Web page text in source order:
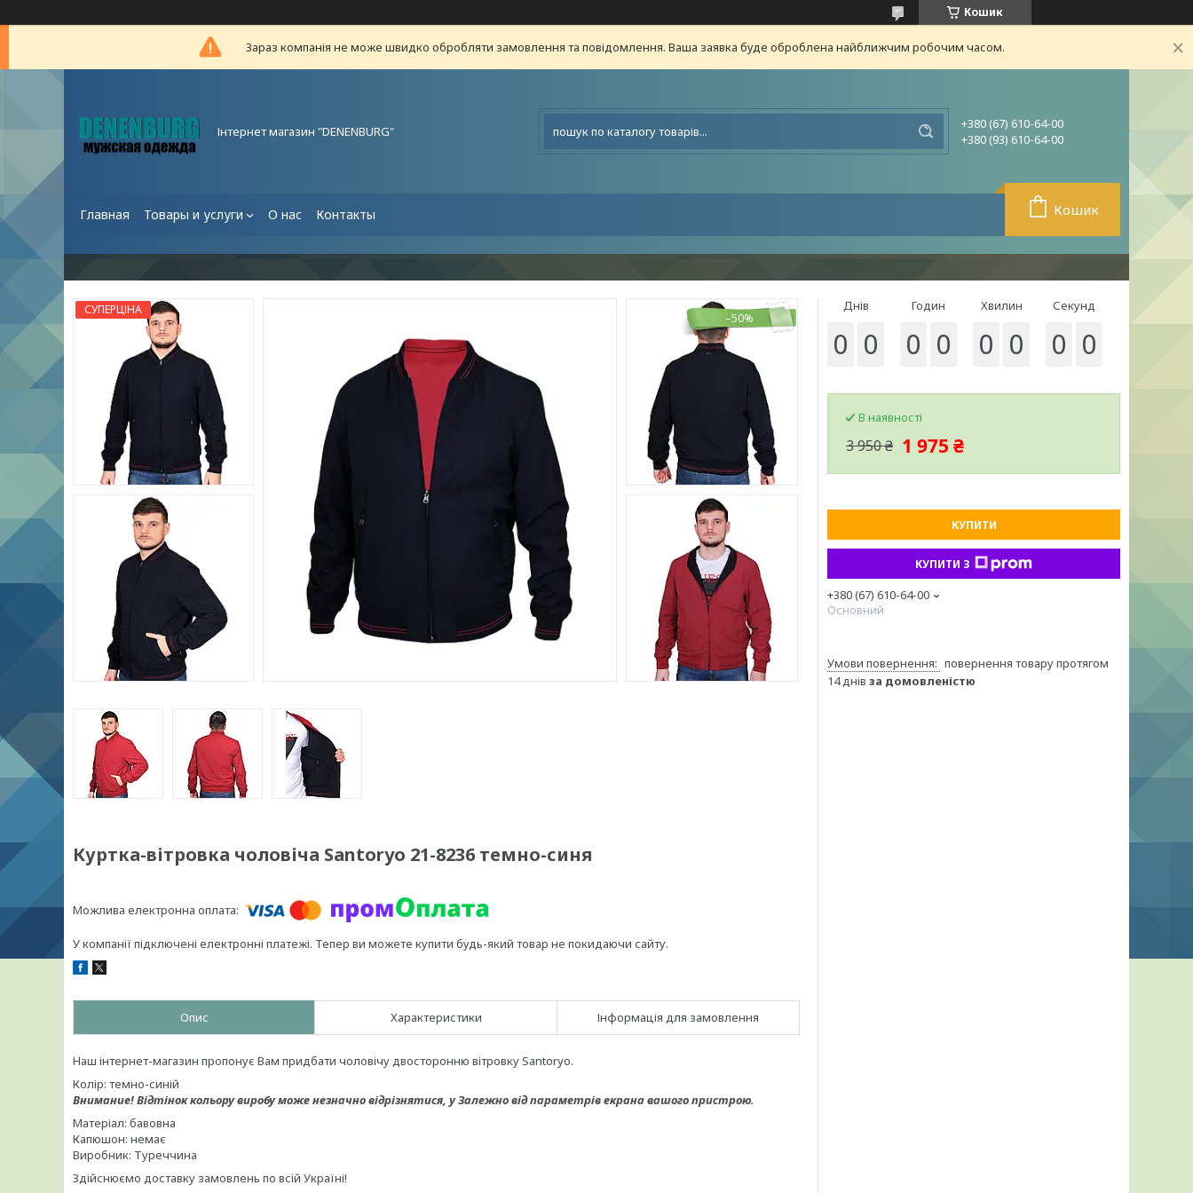
Кошик
Зараз компанія не може швидко обробляти замовлення та повідомлення. Ваша заявка буде оброблена найближчим робочим часом.
Інтернет магазин "DENENBURG"
+380 (67) 610-64-00
+380 (93) 610-64-00
Главная Товары и услуги О нас Контакты Кошик
СУПЕРЦІНА
–50%
Куртка-вітровка чоловіча Santoryo 21-8236 темно-синя
У компанії підключені електронні платежі. Тепер ви можете купити будь-який товар не покидаючи сайту.
Опис Характеристики Інформація для замовлення
Наш інтернет-магазин пропонує Вам придбати чоловічу двосторонню вітровку Santoryo.
Колір: темно-синій
Внимание!Відтінок кольору виробу може незначно відрізнятися, уЗалежно від параметрів екрана вашого пристрою.
Матеріал: бавовна
Капюшон: немає
Виробник: Туреччина
Здійснюємо доставку замовлень по всій Україні!
Днів
0 0
Годин
0 0
Хвилин
0 0
Секунд
0 0
В наявності
3 950 ₴ 1 975 ₴
КУПИТИ
КУПИТИ З
+380 (67) 610-64-00
Основний
повернення товару протягом
14 днів за домовленістю